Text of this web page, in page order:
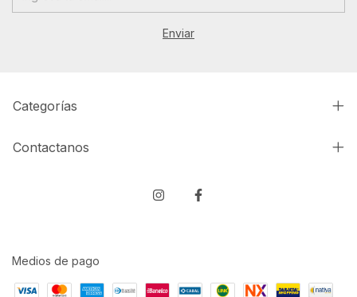
Categorías
Contactanos
Medios de pago